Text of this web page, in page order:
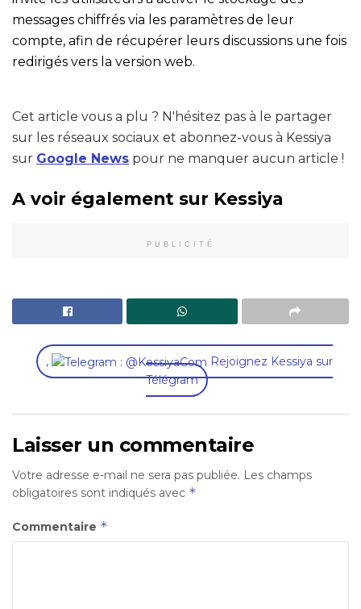
messages chiffrés via les paramètres de leur
compte, afin de récupérer leurs discussions une fois
redirigés vers la version web.
Cet article vous a plu ? N'hésitez pas à le partager
sur les réseaux sociaux et abonnez-vous à Kessiya
sur Google News pour ne manquer aucun article !
A voir également sur Kessiya
PUBLICITÉ
,
Rejoignez Kessiya sur
Télégram
Laisser un commentaire
Votre adresse e-mail ne sera pas publiée. Les champs
obligatoires sont indiqués avec *
Commentaire *